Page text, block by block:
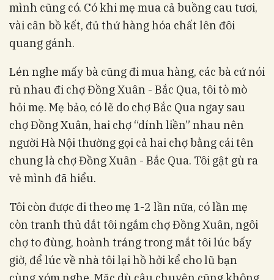
mình cũng có. Có khi mẹ mua cả buồng cau tươi,
vài cân bồ kết, đủ thứ hàng hóa chất lên đôi
quang gánh.
Lén nghe mấy bà cũng đi mua hàng, các bà cứ nói
rủ nhau đi chợ Đồng Xuân - Bắc Qua, tôi tò mò
hỏi mẹ. Mẹ bảo, có lẽ do chợ Bắc Qua ngay sau
chợ Đồng Xuân, hai chợ “dính liền” nhau nên
người Hà Nội thường gọi cả hai chợ bằng cái tên
chung là chợ Đồng Xuân - Bắc Qua. Tôi gật gù ra
vẻ mình đã hiểu.
Tôi còn được đi theo mẹ 1-2 lần nữa, có lần mẹ
còn tranh thủ dắt tôi ngắm chợ Đồng Xuân, ngôi
chợ to đùng, hoành tráng trong mắt tôi lúc bấy
giờ, để lúc về nhà tôi lại hồ hởi kể cho lũ bạn